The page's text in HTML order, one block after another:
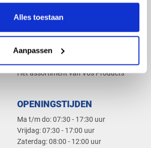
Alles toestaan
Aanpassen
PRODUCTCATALOGUS 2026
Het assortiment van Vos Products
OPENINGSTIJDEN
Ma t/m do: 07:30 - 17:30 uur
​Vrijdag: 07:30 - 17:00 uur
​Zaterdag: 08:00 - 12:00 uur